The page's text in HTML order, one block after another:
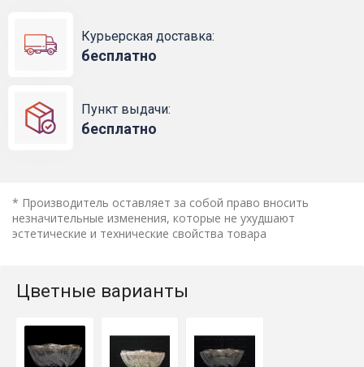
Курьерская доставка:
бесплатно
Пункт выдачи:
бесплатно
* Производитель оставляет за собой право вносить
незначительные изменения, которые не ухудшают
эстетические и технические свойства товара
Цветные варианты